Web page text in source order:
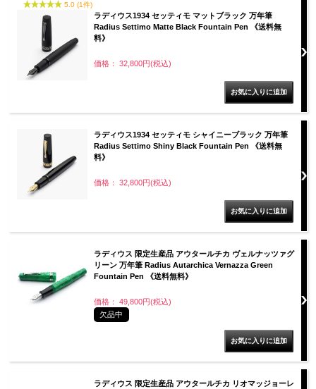
5.0 (1件)
ラディウス1934 セッティモ マットブラック 万年筆
Radius Settimo Matte Black Fountain Pen 《送料無
料》
価格： 32,800円(税込)
ラディウス1934 セッティモ シャイニーブラック 万年筆
Radius Settimo Shiny Black Fountain Pen 《送料無
料》
価格： 32,800円(税込)
ラディウス 限定生産品 アウタールチカ ヴェルナッツァグ
リーン 万年筆 Radius Autarchica Vernazza Green
Fountain Pen 《送料無料》
価格： 49,800円(税込)
欠品中
ラディウス 限定生産品 アウタールチカ リオマッジョーレ